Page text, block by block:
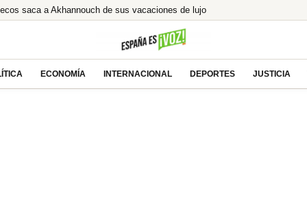
saca a Akhannouch de sus vacaciones de lujo
ante las esperanzas de acuerdo entre EEUU
de Brasil! ¿El asalto a los 13€ es inminente?
tras la millonaria compra
ECONOMÍA INTERNACIONAL DEPORTES JUSTICIA